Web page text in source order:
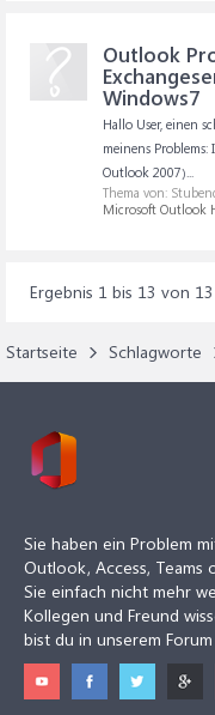
Outlook
Windows7
Hallo User, einen
meinens
Outlook 2007)...
Thema von:
Microsoft Outlook
Ergebnis 1 bis 13 von 13
Startseite Schlagworte
Sie haben ein Problem
Outlook, Access, Teams
Sie einfach nicht mehr
Kollegen und Freund
bist du in unserem